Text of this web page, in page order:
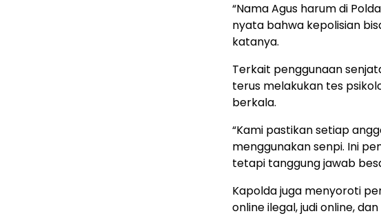
“Nama Agus harum di
nyata bahwa kepolisian
katanya.
Terkait penggunaan
terus melakukan tes
berkala.
“Kami pastikan setiap
menggunakan senpi. Ini
tetapi tanggung jawab
Kapolda juga menyoroti
online ilegal, judi online,